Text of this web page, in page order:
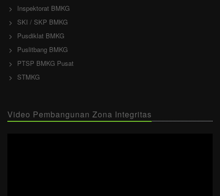
Inspektorat BMKG
SKI / SKP BMKG
Pusdiklat BMKG
Puslitbang BMKG
PTSP BMKG Pusat
STMKG
Video Pembangunan Zona Integritas